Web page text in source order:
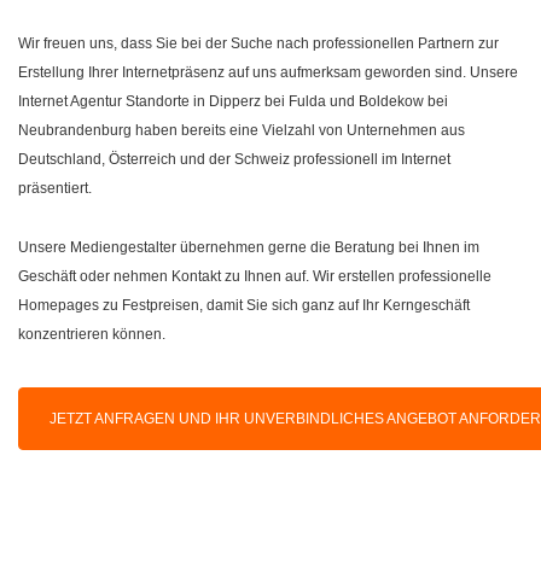
Wir freuen uns, dass Sie bei der Suche nach professionellen Partnern zur
Erstellung Ihrer Internetpräsenz auf uns aufmerksam geworden sind. Unsere
Internet Agentur Standorte in Dipperz bei Fulda und Boldekow bei
Neubrandenburg haben bereits eine Vielzahl von Unternehmen aus
Deutschland, Österreich und der Schweiz professionell im Internet
präsentiert.
Unsere Mediengestalter übernehmen gerne die Beratung bei Ihnen im
Geschäft oder nehmen Kontakt zu Ihnen auf. Wir erstellen professionelle
Homepages zu Festpreisen, damit Sie sich ganz auf Ihr Kerngeschäft
konzentrieren können.
JETZT ANFRAGEN UND IHR UNVERBINDLICHES ANGEBOT